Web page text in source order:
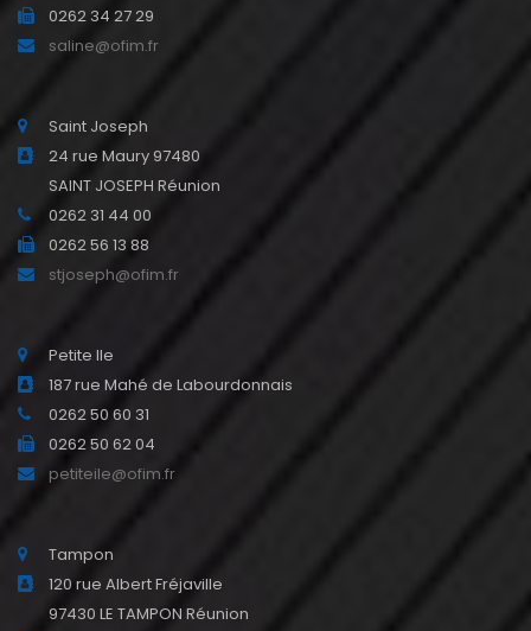
0262 34 27 29
saline@ofim.fr
Saint Joseph
24 rue Maury 97480
SAINT JOSEPH Réunion
0262 31 44 00
0262 56 13 88
stjoseph@ofim.fr
Petite Ile
187 rue Mahé de Labourdonnais
0262 50 60 31
0262 50 62 04
petiteile@ofim.fr
Tampon
120 rue Albert Fréjaville
97430 LE TAMPON Réunion